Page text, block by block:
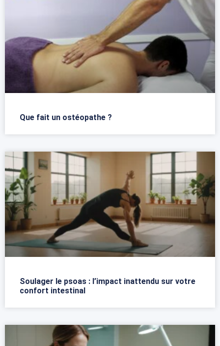
Que fait un ostéopathe ?
Soulager le psoas : l’impact inattendu sur votre
confort intestinal